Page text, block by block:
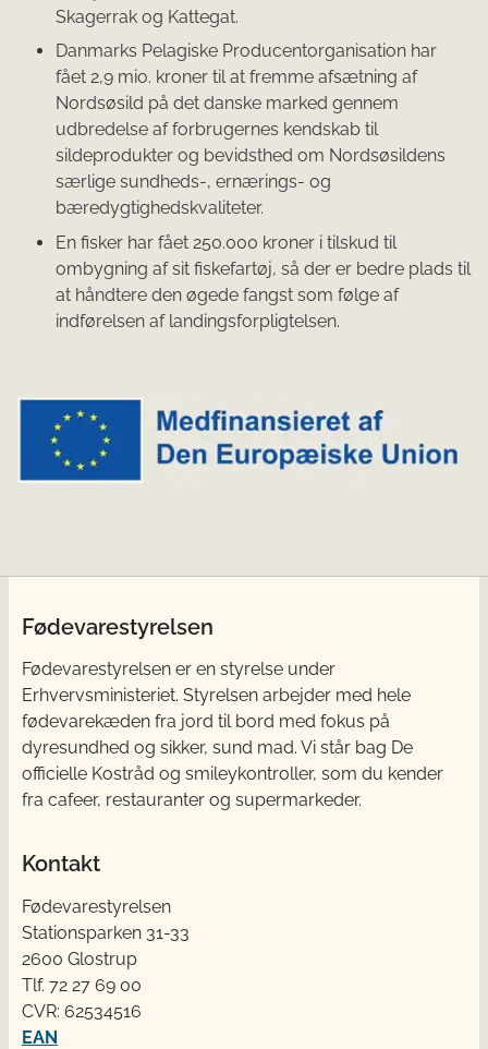
Skagerrak og Kattegat.
Danmarks Pelagiske Producentorganisation har
fået 2,9 mio. kroner til at fremme afsætning af
Nordsøsild på det danske marked gennem
udbredelse af forbrugernes kendskab til
sildeprodukter og bevidsthed om Nordsøsildens
særlige sundheds-, ernærings- og
bæredygtighedskvaliteter.
En fisker har fået 250.000 kroner i tilskud til
ombygning af sit fiskefartøj, så der er bedre plads til
at håndtere den øgede fangst som følge af
indførelsen af landingsforpligtelsen.
Fødevarestyrelsen
Fødevarestyrelsen er en styrelse under
Erhvervsministeriet. Styrelsen arbejder med hele
fødevarekæden fra jord til bord med fokus på
dyresundhed og sikker, sund mad. Vi står bag De
officielle Kostråd og smileykontroller, som du kender
fra cafeer, restauranter og supermarkeder.
Kontakt
Fødevarestyrelsen
Stationsparken 31-33
2600 Glostrup
Tlf. 72 2​​​7 69 00
CVR: 62534516
EAN